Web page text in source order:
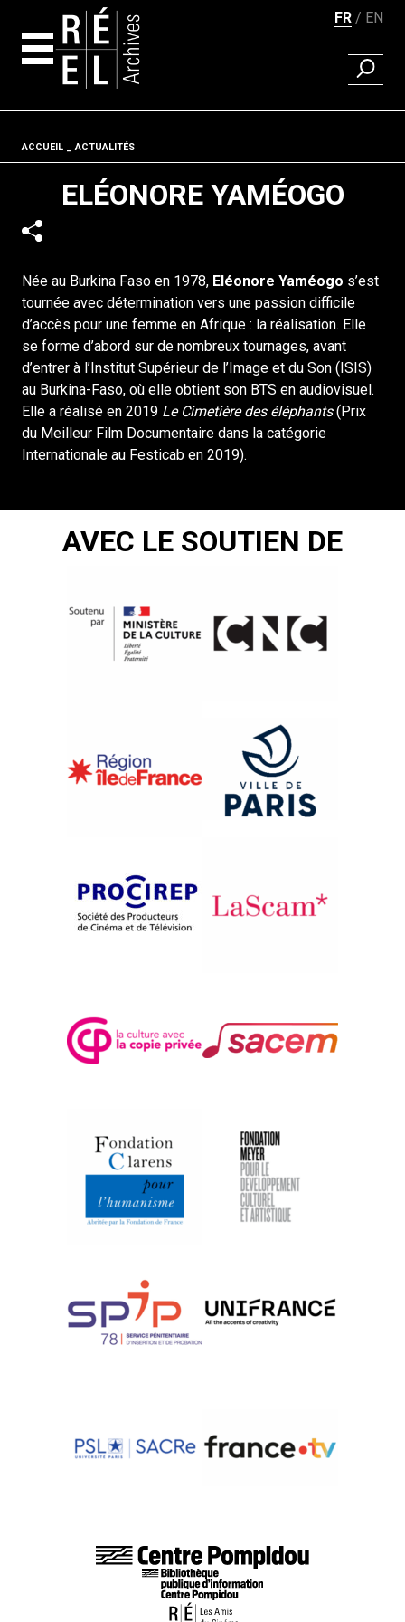
FR EN
Fil d'ariane
ACCUEIL ACTUALITÉS
ELÉONORE YAMÉOGO
Née au Burkina Faso en 1978, Eléonore Yaméogo s’est
tournée avec détermination vers une passion difficile
d’accès pour une femme en Afrique : la réalisation. Elle
se forme d’abord sur de nombreux tournages, avant
d’entrer à l’Institut Supérieur de l’Image et du Son (ISIS)
au Burkina-Faso, où elle obtient son BTS en audiovisuel.
Elle a réalisé en 2019 Le Cimetière des éléphants(Prix
du Meilleur Film Documentaire dans la catégorie
Internationale au Festicab en 2019).
AVEC LE SOUTIEN DE
LIENS DE BAS DE PAGE